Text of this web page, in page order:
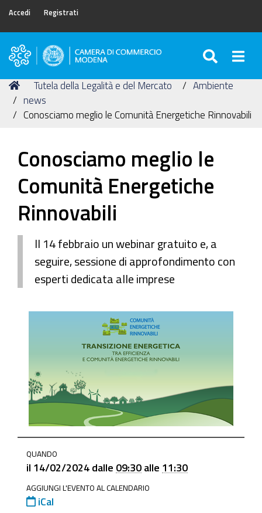
Accedi Registrati
Camera
Commercio
di
Modena
Tu
sei
qui:
Home
Tutela della Legalità e del Mercato
Ambiente
news
Conosciamo meglio le Comunità Energetiche Rinnovabili
Conosciamo meglio le
Comunità Energetiche
Rinnovabili
Il 14 febbraio un webinar gratuito e, a
seguire, sessione di approfondimento con
esperti dedicata alle imprese
legalita-
mercato/ambiente/news/evento-
sulle-
comunita-
QUANDO
il 14/02/2024 dalle 09:30 alle 11:30
AGGIUNGI L'EVENTO AL CALENDARIO
iCal